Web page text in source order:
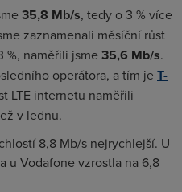
35,8 Mb/s, tedy o 3 % více
zaznamenali měsíční růst
%, naměřili jsme 35,6 Mb/s.
operátora, a tím je T-
LTE internetu naměřili
v lednu.
8,8 Mb/s nejrychlejší. U
u Vodafone vzrostla na 6,8